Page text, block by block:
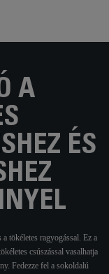
A
ÉS
tökéletes ragyogással. Ez a
csúszással vasalhatja
Fedezze fel a sokoldalú